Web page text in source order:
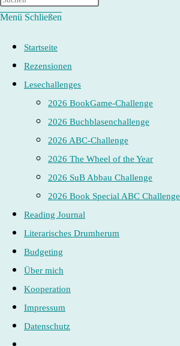
Menü Schließen
Startseite
Rezensionen
Lesechallenges
2026 BookGame-Challenge
2026 Buchblasenchallenge
2026 ABC-Challenge
2026 The Wheel of the Year
2026 SuB Abbau Challenge
2026 Book Special ABC Challenge
Reading Journal
Literarisches Drumherum
Budgeting
Über mich
Kooperation
Impressum
Datenschutz